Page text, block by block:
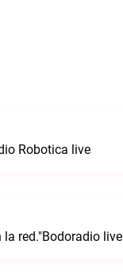
Robotica live
red."Bodoradio live